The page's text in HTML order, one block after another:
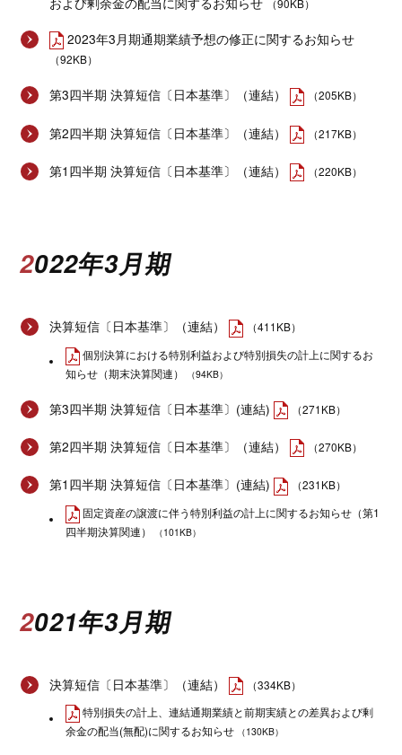
（90KB）
2023年3月期通期業績予想の修正に関するお知らせ
（92KB）
第3四半期 決算短信〔日本基準〕（連結） （205KB）
第2四半期 決算短信〔日本基準〕（連結） （217KB）
第1四半期 決算短信〔日本基準〕（連結） （220KB）
2022年3月期
決算短信〔日本基準〕（連結）
（411KB）
個別決算における特別利益および特別損失の計上に関するお
知らせ（期末決算関連）
（94KB）
第3四半期 決算短信〔日本基準〕(連結) （271KB）
第2四半期 決算短信〔日本基準〕（連結） （270KB）
第1四半期 決算短信〔日本基準〕(連結)
（231KB）
固定資産の譲渡に伴う特別利益の計上に関するお知らせ（第1
四半期決算関連）
（101KB）
2021年3月期
決算短信〔日本基準〕（連結）
（334KB）
特別損失の計上、連結通期業績と前期実績との差異および剰
余金の配当(無配)に関するお知らせ
（130KB）